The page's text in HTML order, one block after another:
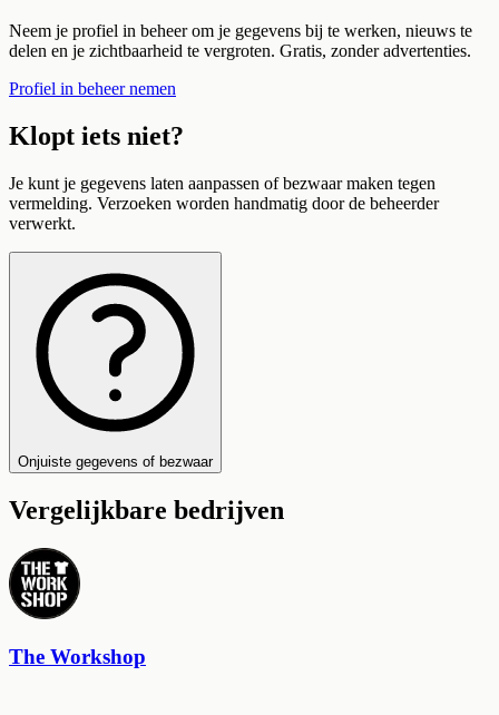
Neem je profiel in beheer om je gegevens bij te werken, nieuws te
delen en je zichtbaarheid te vergroten. Gratis, zonder advertenties.
Profiel in beheer nemen
Klopt iets niet?
Je kunt je gegevens laten aanpassen of bezwaar maken tegen
vermelding. Verzoeken worden handmatig door de beheerder
verwerkt.
Onjuiste gegevens of bezwaar
Vergelijkbare bedrijven
The Workshop